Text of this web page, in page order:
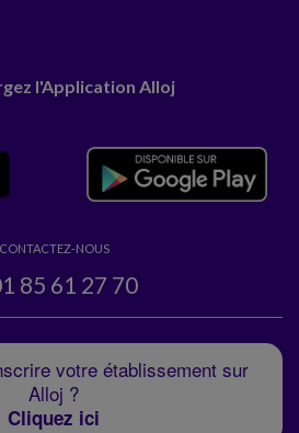
l'Application Alloj
CONTACTEZ-NOUS
85 61 27 70
votre établissement sur
Alloj ?
Cliquez ici